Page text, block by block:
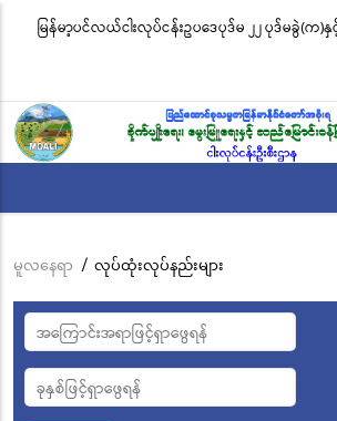
အဓိက
အကြောင်းအရာ
မည်
မြန်မာ့ပင်လယ်ငါးလုပ်ငန်းဥပဒေပုဒ်မ ၂၂ ပုဒ်မခွဲ(က)နှ
ကိရိယာအမျိုးအစားအလိုက် လိုင်စင်ခနှုန်းထားများ
Breadcrumb
မူလနေရာ / လုပ်ထုံးလုပ်နည်းများ